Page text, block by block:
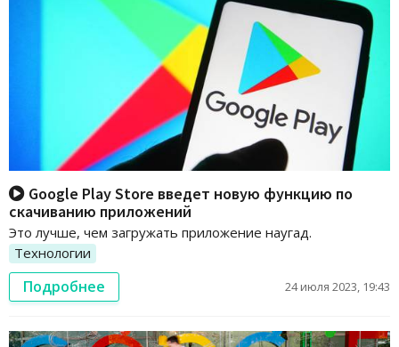
Google Play Store введет новую функцию по
скачиванию приложений
Это лучше, чем загружать приложение наугад.
Технологии
Подробнее 24 июля 2023, 19:43